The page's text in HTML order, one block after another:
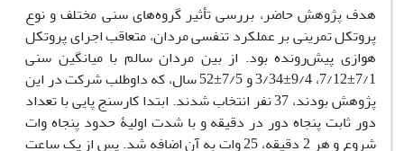
هدف پژوهش حاضر، بررسی تأثیر گروه‌های سنی مختلف و نوع
پروتکل تمرینی بر عملکرد تنفسی مردان، متعاقب اجرای پروتکل
هوازی پیش‌رونده بود. از بین مردان سالم با میانگین سنی
7/1±7/12، 9/4±3/34 و 7/5±52 سال، که داوطلب شرکت در این
پژوهش بودند، 37 نفر انتخاب شدند. ابتدا کارسنج پایی با تعداد
دور ثابت پنجاه دور در دقیقه و با شدت اولیۀ حدود پنجاه وات
شروع و هر 2 دقیقه، 25 وات به آن اضافه شد. پس از یک ساعت